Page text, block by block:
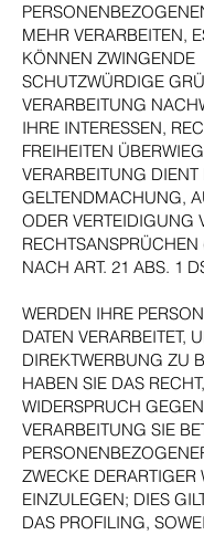
MEHR VERARBEITEN,
KÖNNEN ZWINGENDE
SCHUTZWÜRDIGE
VERARBEITUNG
IHRE INTERESSEN,
FREIHEITEN
VERARBEITUNG DIENT
GELTENDMACHUNG,
ODER VERTEIDIGUNG
NACH ART. 21 ABS. 1
WERDEN IHRE
DATEN VERARBEITET,
DIREKTWERBUNG ZU
HABEN SIE DAS
WIDERSPRUCH
VERARBEITUNG SIE
ZWECKE DERARTIGER
EINZULEGEN; DIES
DAS PROFILING,